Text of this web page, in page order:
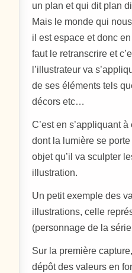
un plan et qui dit plan
Mais le monde qui
il est espace et donc
faut le retranscrire et
l’illustrateur va
de ses éléments tels
décors etc…
C’est en s’appliquant
dont la lumière se
objet qu’il va sculpter
illustration.
Un petit exemple des
illustrations, celle
(personnage de la
Sur la première
dépôt des valeurs en